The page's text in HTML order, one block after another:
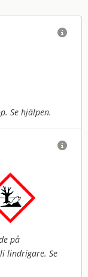
Se hjälpen.

på
lindrigare. Se
